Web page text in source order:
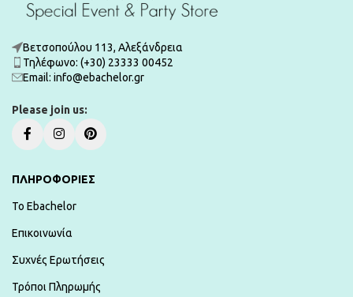
Βετσοπούλου 113, Αλεξάνδρεια
Τηλέφωνο: (+30) 23333 00452
Εmail: info@ebachelor.gr
Please join us:
ΠΛΗΡΟΦΟΡΙΕΣ
To Ebachelor
Επικοινωνία
Συχνές Ερωτήσεις
Τρόποι Πληρωμής